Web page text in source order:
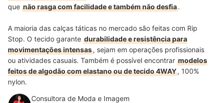
que não rasga com facilidade e também não desfia.
A maioria das calças táticas no mercado são feitas com Rip
Stop. O tecido garante durabilidade e resistência para
movimentações intensas, sejam em operações profissionais
ou atividades casuais. Também é possível encontrar modelos
feitos de algodão com elastano ou de tecido 4WAY, 100%
nylon.
Consultora de Moda e Imagem